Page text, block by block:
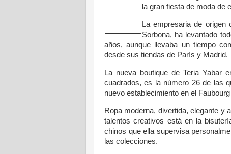
la gran fiesta de moda de
La empresaria de
Sorbona, ha levantado
años, aunque llevaba un tiempo
desde sus tiendas de París y Madrid.
La nueva boutique de Teria Yabar
cuadrados, es la número 26 de las
nuevo establecimiento en el
Ropa moderna, divertida, elegante y
talentos creativos está en la
chinos que ella supervisa
las colecciones.